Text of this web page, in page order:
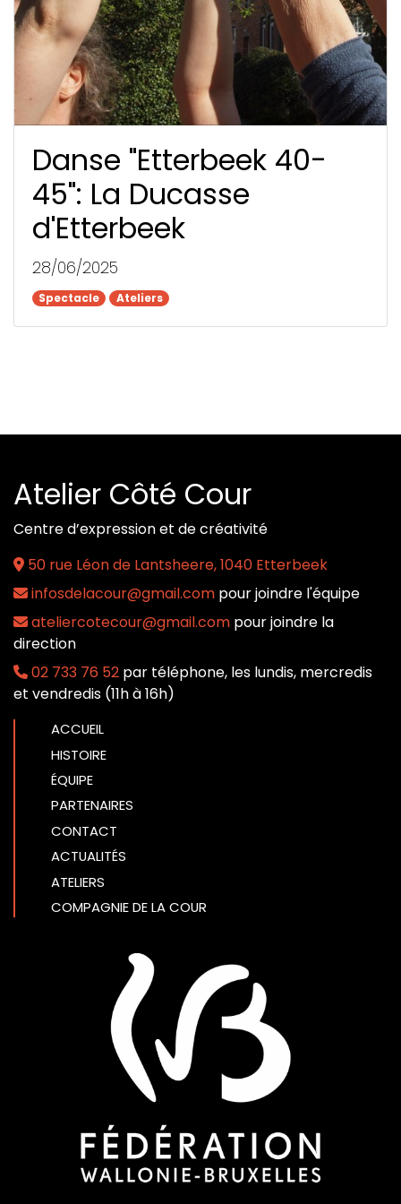
Spectacle Ateliers
Danse "Etterbeek 40-
45": La Ducasse
d'Etterbeek
28/06/2025
Spectacle Ateliers
Atelier Côté Cour
Centre d’expression et de créativité
50 rue Léon de Lantsheere, 1040 Etterbeek
infosdelacour@gmail.com pour joindre l'équipe
ateliercotecour@gmail.com pour joindre la
direction
02 733 76 52 par téléphone, les lundis, mercredis
et vendredis (11h à 16h)
ACCUEIL
HISTOIRE
ÉQUIPE
PARTENAIRES
CONTACT
ACTUALITÉS
ATELIERS
COMPAGNIE DE LA COUR